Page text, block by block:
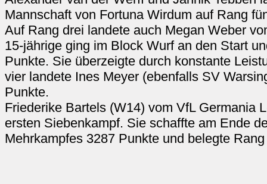
Mannschaft von Fortuna Wirdum auf Rang
Auf Rang drei landete auch Megan Weber
15-jährige ging im Block Wurf an den Start
Punkte. Sie überzeigte durch konstante
vier landete Ines Meyer (ebenfalls SV
Punkte.
Friederike Bartels (W14) vom VfL Germania
ersten Siebenkampf. Sie schaffte am Ende
Mehrkampfes 3287 Punkte und belegte